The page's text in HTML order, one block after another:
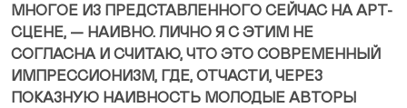
МНОГОЕ ИЗ ПРЕДСТАВЛЕННОГО СЕЙЧАС НА АРТ-
СЦЕНЕ, — НАИВНО. ЛИЧНО Я С ЭТИМ НЕ
СОГЛАСНА И СЧИТАЮ, ЧТО ЭТО СОВРЕМЕННЫЙ
ИМПРЕССИОНИЗМ, ГДЕ, ОТЧАСТИ, ЧЕРЕЗ
ПОКАЗНУЮ НАИВНОСТЬ МОЛОДЫЕ АВТОРЫ